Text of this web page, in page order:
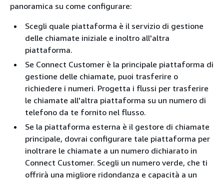
panoramica su come configurare:
Scegli quale piattaforma è il servizio di gestione
delle chiamate iniziale e inoltro all'altra
piattaforma.
Se Connect Customer è la principale piattaforma di
gestione delle chiamate, puoi trasferire o
richiedere i numeri. Progetta i flussi per trasferire
le chiamate all'altra piattaforma su un numero di
telefono da te fornito nel flusso.
Se la piattaforma esterna è il gestore di chiamate
principale, dovrai configurare tale piattaforma per
inoltrare le chiamate a un numero dichiarato in
Connect Customer. Scegli un numero verde, che ti
offrirà una migliore ridondanza e capacità a un